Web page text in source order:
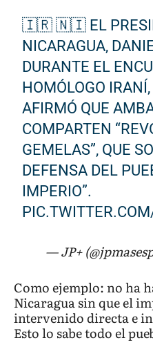
🇮🇷 🇳🇮 EL
NICARAGUA,
DURANTE EL
HOMÓLOGO
AFIRMÓ QUE
COMPARTEN
GEMELAS”, QUE
DEFENSA DEL
IMPERIO”.
— JP+
Como ejemplo: no ha
Nicaragua sin que el
intervenido directa e
Esto lo sabe todo el